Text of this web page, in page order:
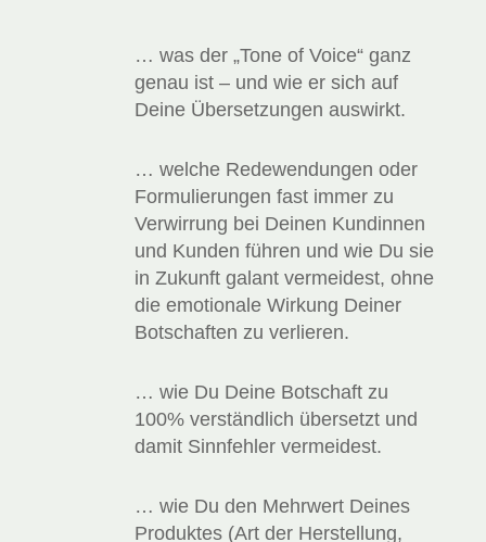
… was der „Tone of Voice“ ganz
genau ist – und wie er sich auf
Deine Übersetzungen auswirkt.
… welche Redewendungen oder
Formulierungen fast immer zu
Verwirrung bei Deinen Kundinnen
und Kunden führen und wie Du sie
in Zukunft galant vermeidest, ohne
die emotionale Wirkung Deiner
Botschaften zu verlieren.
… wie Du Deine Botschaft zu
100% verständlich übersetzt und
damit Sinnfehler vermeidest.
… wie Du den Mehrwert Deines
Produktes (Art der Herstellung,